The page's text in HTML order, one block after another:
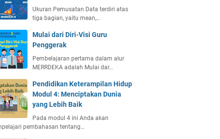
Ukuran Pemusatan Data terdiri atas
tiga bagian, yaitu mean,…
Mulai dari Diri-Visi Guru
Penggerak
Pembelajaran pertama dalam alur
MERRDEKA adalah Mulai dar…
Pendidikan Keterampilan Hidup
Modul 4: Menciptakan Dunia
yang Lebih Baik
Pada modul 4 ini Anda akan
pembahasan tentang…